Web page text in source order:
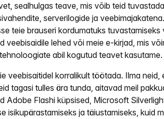
sealhulgas teave, mis võib teid
serverilogide ja
teie brauseri kordumatuks
lehed või meie e-kirjad, mis
abil kogutud teavet kasutame.
veebisaitidel korralikult töötada. Ilma
tagasi tulles ära tunda, aitavad meil
Flashi küpsised, Microsoft
ja täiustamiseks, kuid